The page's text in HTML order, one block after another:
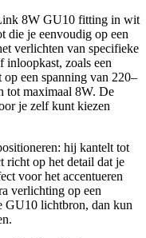
8W GU10 fitting in wit
die je eenvoudig op een
verlichten van specifieke
zoals een
een spanning van 220–
tot maximaal 8W. De
je zelf kunt kiezen
hij kantelt tot
richt op het detail dat je
voor het accentueren
verlichting op een
GU10 lichtbron, dan kun